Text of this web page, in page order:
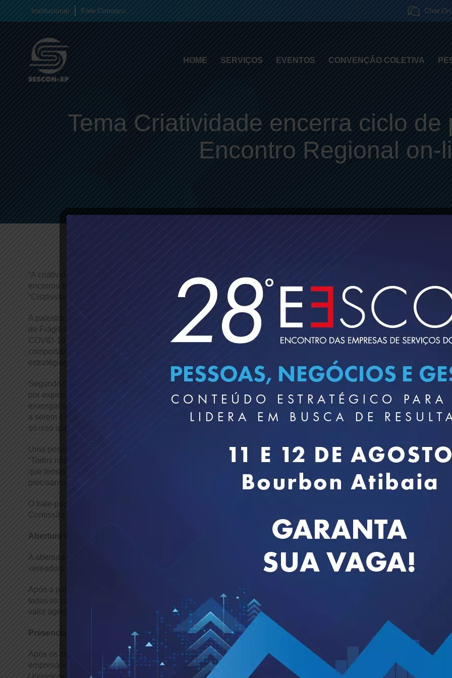
Institucional Fale Conosco Chat
HOME SERVIÇOS EVENTOS CONVENÇÃO COLETIVA
Tema Criatividade encerra ciclo de
Encontro Regional on-
“A criatividade é a habilidade mais importante da atualidade”. Essa é uma das principais dicas trazidas pelo debate
encerrou nesta sexta-feira, 30 de junho, os trabalhos do 5° Encontro Regional on-line do Sescon-SP, com a palestra
“Criatividade que gera inovação”, conduzida pelo Mestre em inovação, Marcelo Pimenta.
A palestra foi iniciada com uma contextualização e a conceituação de Mundo BANI, cuja tradução da sigla em inglês
de Frágil, Ansioso, Não Linear e Incompreensível, termo que ganhou relevância em 2020, com a pandemia mundial de
COVID-19. Ao destacar os diversos desafios de hoje, com a chegada de inúmeras tecnologias e a mudança de
comportamento do consumidor, Marcelo Pimenta destacou que o empresário precisa sair da zona de conforto e adotar
estratégias para a fidelização e encantamento de seus clientes.
Segundo pesquisas, hoje 76% dos brasileiros abandonam marcas devido à má experiência e 23% admitem pagar
por experiência melhorada. Com isso, segundo o especialista, onde muitos veem pontos negativos é fundamental
enxergar oportunidades. “É importante entender que essa mudança no perfil do cliente é positiva, pois há
a serem exploradas. O tomador de serviços da empresa contábil sabe que a emissão de DARF é importante, mas não
só isso que ele quer. Ele quer a sua experiência melhorada”.
Uma pesquisa do Fórum Econômico Mundial revelou que a criatividade é a habilidade mais importante da atualidade.
“Todos nós somos criativos e temos a possibilidade de imaginar, fazer coisas diferentes, muitas vezes com os recursos
que temos”, ressaltou o especialista, ao alertar “A criatividade é individual, mas a inovação é coletiva, por isso
precisamos envolver a nossa equipe e incentivar as ideias”.
O bate-papo contou com a participação do CEO da Alterdata, José Ronaldo da Costa, e moderação do membro da
Comissão de Regionais do Sescon-SP, Sérgio Juliano dos Santos.
Abertura e encerramento
A abertura do evento contou com as participações da diretora Regional do Sescon-SP em Osasco, Luciana Galli, da
vereadora paulistana Edir Sales e do diretor Comercial e de Marketing da Alterdata, Hugo Dias.
Após a palestra, o vice-presidente do Sescon-SP, Antonio Carlos Souza dos Santos, encerrou o evento agradecendo a
todos os participantes, palestrantes, moderadores, diretores, parceiros e patrocinadores, ressaltando a qualidade e o
valor agregado do conteúdo.
Presencial
Após os trabalhos on-line desta sexta-feira, O evento contou ainda com uma ação presencial em Osasco, com
empresários da cidade e de Barueri, que assistiram a uma palestra sobre escassez de mão de obra, com a professora
Unisescon, Maria de Lurdes Zamora.